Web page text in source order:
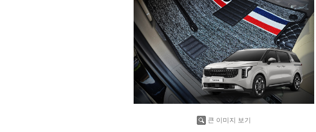
큰 이미지 보기